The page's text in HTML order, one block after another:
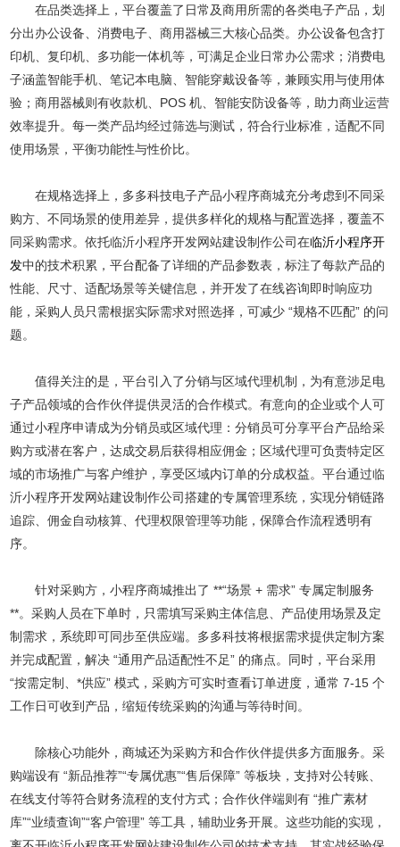
在品类选择上，平台覆盖了日常及商用所需的各类电子产品，划
分出办公设备、消费电子、商用器械三大核心品类。办公设备包含打
印机、复印机、多功能一体机等，可满足企业日常办公需求；消费电
子涵盖智能手机、笔记本电脑、智能穿戴设备等，兼顾实用与使用体
验；商用器械则有收款机、POS 机、智能安防设备等，助力商业运营
效率提升。每一类产品均经过筛选与测试，符合行业标准，适配不同
使用场景，平衡功能性与性价比。
在规格选择上，多多科技电子产品小程序商城充分考虑到不同采
购方、不同场景的使用差异，提供多样化的规格与配置选择，覆盖不
同采购需求。依托临沂小程序开发网站建设制作公司在临沂小程序开
发中的技术积累，平台配备了详细的产品参数表，标注了每款产品的
性能、尺寸、适配场景等关键信息，并开发了在线咨询即时响应功
能，采购人员只需根据实际需求对照选择，可减少 “规格不匹配” 的问
题。
值得关注的是，平台引入了分销与区域代理机制，为有意涉足电
子产品领域的合作伙伴提供灵活的合作模式。有意向的企业或个人可
通过小程序申请成为分销员或区域代理：分销员可分享平台产品给采
购方或潜在客户，达成交易后获得相应佣金；区域代理可负责特定区
域的市场推广与客户维护，享受区域内订单的分成权益。平台通过临
沂小程序开发网站建设制作公司搭建的专属管理系统，实现分销链路
追踪、佣金自动核算、代理权限管理等功能，保障合作流程透明有
序。
针对采购方，小程序商城推出了 **“场景 + 需求” 专属定制服务
**。采购人员在下单时，只需填写采购主体信息、产品使用场景及定
制需求，系统即可同步至供应端。多多科技将根据需求提供定制方案
并完成配置，解决 “通用产品适配性不足” 的痛点。同时，平台采用
“按需定制、*供应” 模式，采购方可实时查看订单进度，通常 7-15 个
工作日可收到产品，缩短传统采购的沟通与等待时间。
除核心功能外，商城还为采购方和合作伙伴提供多方面服务。采
购端设有 “新品推荐”“专属优惠”“售后保障” 等板块，支持对公转账、
在线支付等符合财务流程的支付方式；合作伙伴端则有 “推广素材
库”“业绩查询”“客户管理” 等工具，辅助业务开展。这些功能的实现，